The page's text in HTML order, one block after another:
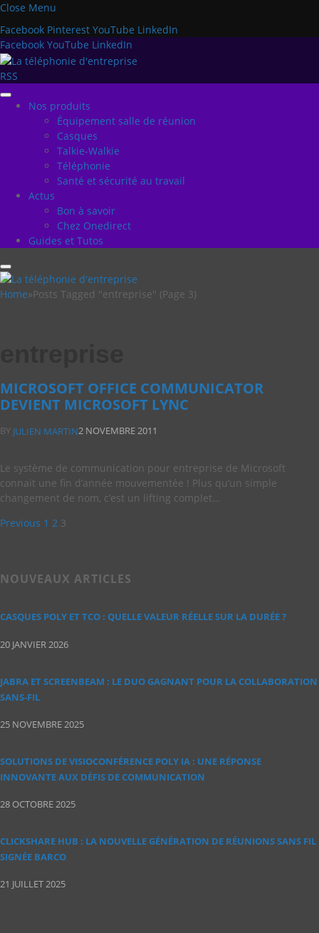
Close Menu
Facebook Pinterest YouTube LinkedIn
Facebook YouTube LinkedIn
RSS
Nos produits
Équipement salle de réunion
Casques
Talkie-Walkie
Téléphonie
Santé et sécurité au travail
Actus
Bon à savoir
Chez Onedirect
Guides et Tutos
Home»Posts Tagged "entreprise" (Page 3)
MICROSOFT OFFICE COMMUNICATOR
DEVIENT MICROSOFT LYNC
BY JULIEN MARTIN2 NOVEMBRE 2011
Le système de communication pour entreprise de Microsoft
connait une fin d’année mouvementée ! Plus qu’un simple
changement de nom, c’est un lifting complet…
Previous 1 2 3
NOUVEAUX ARTICLES
CASQUES POLY ET TCO : QUELLE VALEUR RÉELLE SUR LA DURÉE ?
20 JANVIER 2026
JABRA ET SCREENBEAM : LE DUO GAGNANT POUR LA COLLABORATION
SANS‑FIL
25 NOVEMBRE 2025
SOLUTIONS DE VISIOCONFÉRENCE POLY IA : UNE RÉPONSE
INNOVANTE AUX DÉFIS DE COMMUNICATION
28 OCTOBRE 2025
CLICKSHARE HUB : LA NOUVELLE GÉNÉRATION DE RÉUNIONS SANS FIL
SIGNÉE BARCO
21 JUILLET 2025